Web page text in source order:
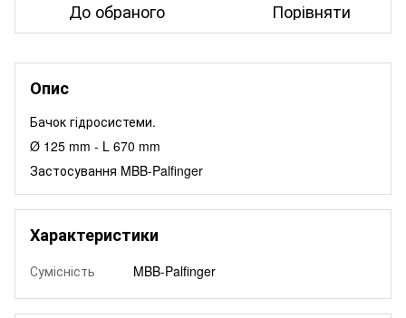
До обраного Порівняти
Опис
Бачок гідросистеми.
Ø 125 mm - L 670 mm
Застосування MBB-Palfinger
Характеристики
Сумісність MBB-Palfinger